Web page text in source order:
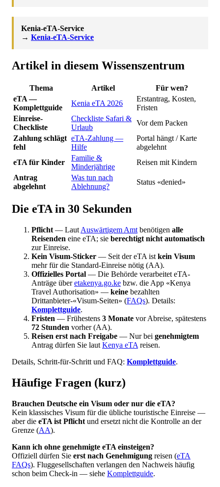
Kenia-eTA-Service
→ Kenia-eTA-Service
Artikel in diesem Wissenszentrum
Thema Artikel
Für wen?
eTA —
Komplettguide
Kenia eTA 2026
Erstantrag, Kosten,
Fristen
Einreise-
Checkliste
Checkliste Safari &
Urlaub
Vor dem Packen
Zahlung schlägt
fehl
eTA-Zahlung —
Hilfe
Portal hängt / Karte
abgelehnt
eTA für Kinder
Familie &
Minderjährige
Reisen mit Kindern
Antrag
abgelehnt
Was tun nach
Ablehnung?
Status «denied»
Die eTA in 30 Sekunden
Pflicht — Laut Auswärtigem Amt benötigen alle
Reisenden eine eTA; sie berechtigt nicht automatisch
zur Einreise.
Kein Visum-Sticker — Seit der eTA ist kein Visum
mehr für die Standard-Einreise nötig (AA).
Offizielles Portal — Die Behörde verarbeitet eTA-
Anträge überetakenya.go.ke bzw. die App «Kenya
Travel Authorisation» — keine bezahlten
Drittanbieter-«Visum-Seiten» (FAQs). Details:
Komplettguide.
Fristen — Frühestens 3 Monate vor Abreise, spätestens
72 Stunden vorher (AA).
Reisen erst nach Freigabe — Nur bei genehmigtem
Antrag dürfen Sie laut Kenya eTA reisen.
Details, Schritt-für-Schritt und FAQ: Komplettguide.
Häufige Fragen (kurz)
Brauchen Deutsche ein Visum oder nur die eTA?
Kein klassisches Visum für die übliche touristische Einreise —
aber die eTA ist Pflicht und ersetzt nicht die Kontrolle an der
Grenze (AA).
Kann ich ohne genehmigte eTA einsteigen?
Offiziell dürfen Sie erst nach Genehmigung reisen (eTA
FAQs). Fluggesellschaften verlangen den Nachweis häufig
schon beim Check-in — siehe Komplettguide.